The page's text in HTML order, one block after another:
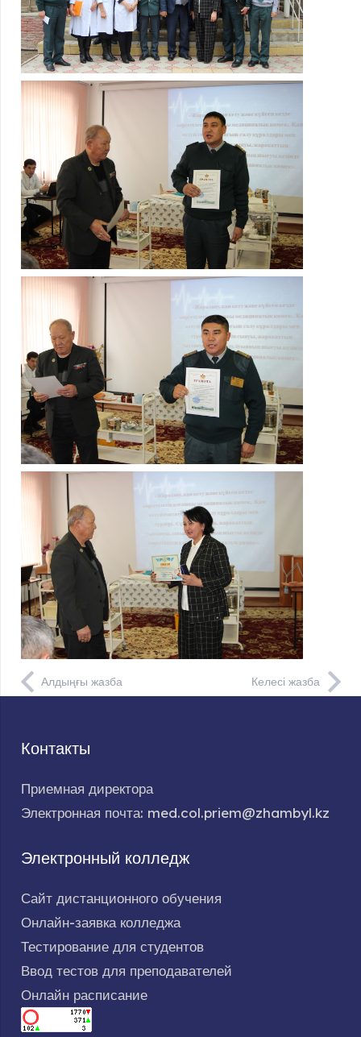
Алдыңғы жазба Келесі жазба
Контакты
Приемная директора
Электронная почта: med.col.priem@zhambyl.kz
Электронный колледж
Сайт дистанционного обучения
Онлайн-заявка колледжа
Тестирование для студентов
Ввод тестов для преподавателей
Онлайн расписание